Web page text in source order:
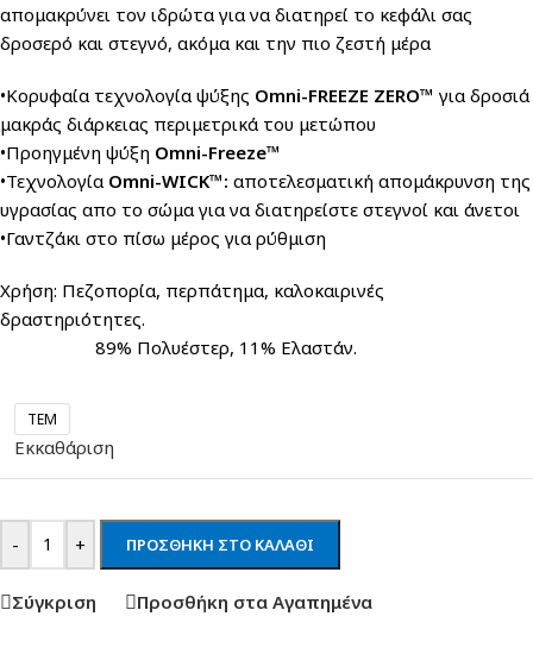
απομακρύνει τον ιδρώτα για να διατηρεί το κεφάλι σας
δροσερό και στεγνό, ακόμα και την πιο ζεστή μέρα
•Κορυφαία τεχνολογία ψύξης Omni-FREEZE ZERO™ για δροσιά
μακράς διάρκειας περιμετρικά του μετώπου
•Προηγμένη ψύξη Omni-Freeze™
•Τεχνολογία Omni-WICK™: αποτελεσματική απομάκρυνση της
υγρασίας απο το σώμα για να διατηρείστε στεγνοί και άνετοι
•Γαντζάκι στο πίσω μέρος για ρύθμιση
Χρήση: Πεζοπορία, περπάτημα, καλοκαιρινές
δραστηριότητες.
89% Πολυέστερ, 11% Ελαστάν.
TEM
Εκκαθάριση
- + ΠΡΟΣΘΉΚΗ ΣΤΟ ΚΑΛΆΘΙ
Σύγκριση Προσθήκη στα Αγαπημένα